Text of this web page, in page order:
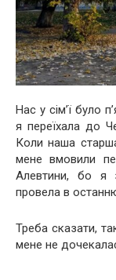
Нас у сім’ї було
я переїхала до
Коли наша
мене вмовили
Алевтини, бо я
провела в
Треба сказати,
мене не